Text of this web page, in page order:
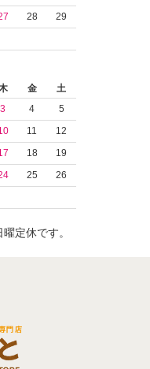
28
29
金
土
3 4
5
11
12
18
19
25
26
定休です。